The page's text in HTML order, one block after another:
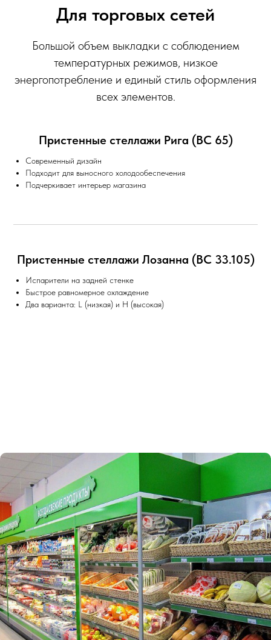
Для торговых сетей
Большой объем выкладки с соблюдением
температурных режимов, низкое
энергопотребление и единый стиль оформления
всех элементов.
Пристенные стеллажи Рига (ВС 65)
Современный дизайн
Подходит для выносного холодообеспечения
Подчеркивает интерьер магазина
Пристенные стеллажи Лозанна (ВС 33.105)
Испарители на задней стенке
Быстрое равномерное охлаждение
Два варианта: L (низкая) и H (высокая)